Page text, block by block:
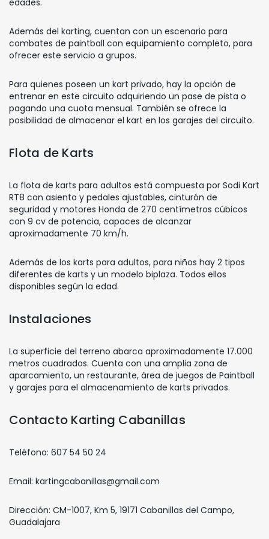
edades.
Además del karting, cuentan con un escenario para
combates de paintball con equipamiento completo, para
ofrecer este servicio a grupos.
Para quienes poseen un kart privado, hay la opción de
entrenar en este circuito adquiriendo un pase de pista o
pagando una cuota mensual. También se ofrece la
posibilidad de almacenar el kart en los garajes del circuito.
Flota de Karts
La flota de karts para adultos está compuesta por Sodi Kart
RT8 con asiento y pedales ajustables, cinturón de
seguridad y motores Honda de 270 centímetros cúbicos
con 9 cv de potencia, capaces de alcanzar
aproximadamente 70 km/h.
Además de los karts para adultos, para niños hay 2 tipos
diferentes de karts y un modelo biplaza. Todos ellos
disponibles según la edad.
Instalaciones
La superficie del terreno abarca aproximadamente 17.000
metros cuadrados. Cuenta con una amplia zona de
aparcamiento, un restaurante, área de juegos de Paintball
y garajes para el almacenamiento de karts privados.
Contacto Karting Cabanillas
Teléfono: 607 54 50 24
Email: kartingcabanillas@gmail.com
Dirección: CM-1007, Km 5, 19171 Cabanillas del Campo,
Guadalajara